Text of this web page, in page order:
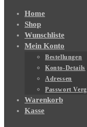
Home
Shop
Wunschliste
Mein Konto
Bestellungen
Konto-Details
Adressen
Passwort
Warenkorb
Kasse